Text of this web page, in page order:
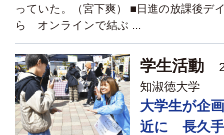
っていた。（宮下爽） ■日進の放課後
ら オンラインで結ぶ ...
学生活動
知淑徳大学
大学生が企
近に 長久